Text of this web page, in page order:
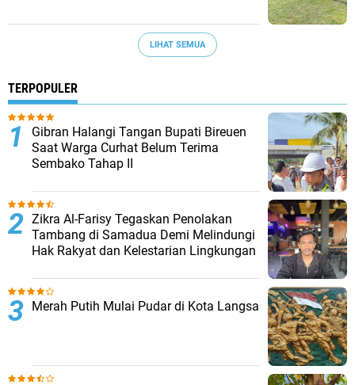
LIHAT SEMUA
TERPOPULER
Gibran Halangi Tangan Bupati Bireuen
Saat Warga Curhat Belum Terima
Sembako Tahap II
Zikra Al-Farisy Tegaskan Penolakan
Tambang di Samadua Demi Melindungi
Hak Rakyat dan Kelestarian Lingkungan
Merah Putih Mulai Pudar di Kota Langsa